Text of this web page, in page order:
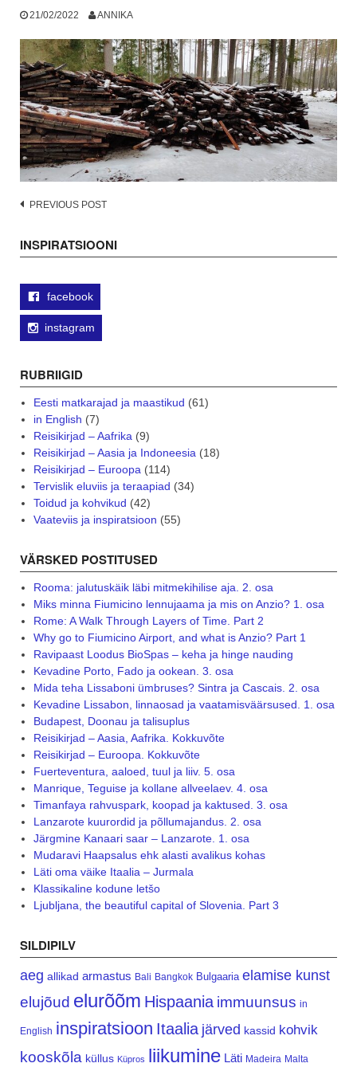
21/02/2022 ANNIKA
Post
PREVIOUS POST
INSPIRATSIOONI
facebook
instagram
RUBRIIGID
Eesti matkarajad ja maastikud (61)
in English (7)
Reisikirjad – Aafrika (9)
Reisikirjad – Aasia ja Indoneesia (18)
Reisikirjad – Euroopa (114)
Tervislik eluviis ja teraapiad (34)
Toidud ja kohvikud (42)
Vaateviis ja inspiratsioon (55)
VÄRSKED POSTITUSED
Rooma: jalutuskäik läbi mitmekihilise aja. 2. osa
Miks minna Fiumicino lennujaama ja mis on Anzio? 1. osa
Rome: A Walk Through Layers of Time. Part 2
Why go to Fiumicino Airport, and what is Anzio? Part 1
Ravipaast Loodus BioSpas – keha ja hinge nauding
Kevadine Porto, Fado ja ookean. 3. osa
Mida teha Lissaboni ümbruses? Sintra ja Cascais. 2. osa
Kevadine Lissabon, linnaosad ja vaatamisväärsused. 1. osa
Budapest, Doonau ja talisuplus
Reisikirjad – Aasia, Aafrika. Kokkuvõte
Reisikirjad – Euroopa. Kokkuvõte
Fuerteventura, aaloed, tuul ja liiv. 5. osa
Manrique, Teguise ja kollane allveelaev. 4. osa
Timanfaya rahvuspark, koopad ja kaktused. 3. osa
Lanzarote kuurordid ja põllumajandus. 2. osa
Järgmine Kanaari saar – Lanzarote. 1. osa
Mudaravi Haapsalus ehk alasti avalikus kohas
Läti oma väike Itaalia – Jurmala
Klassikaline kodune letšo
Ljubljana, the beautiful capital of Slovenia. Part 3
SILDIPILV
aeg allikad armastus Bali Bangkok Bulgaaria elamise kunst
elujõud elurõõm Hispaania immuunsus in
English inspiratsioon Itaalia järved kassid kohvik
kooskõla küllus Küpros liikumine Läti Madeira Malta